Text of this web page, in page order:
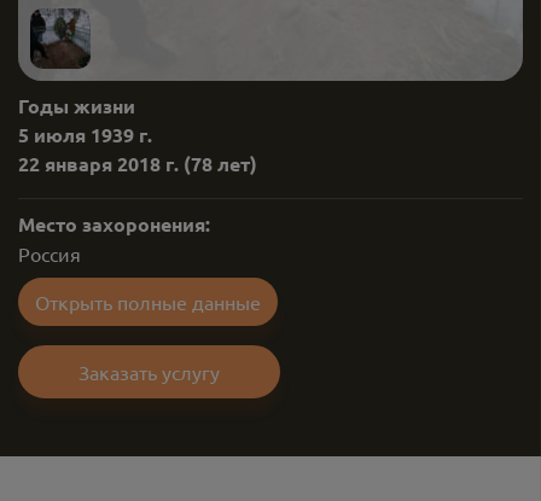
Годы жизни
5 июля 1939 г.
22 января 2018 г. (78 лет)
Место захоронения:
Россия
Открыть полные данные
Заказать услугу